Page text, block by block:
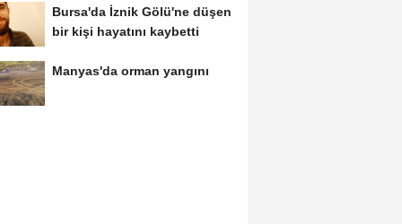
Bursa'da İznik Gölü'ne düşen
bir kişi hayatını kaybetti
Manyas'da orman yangını